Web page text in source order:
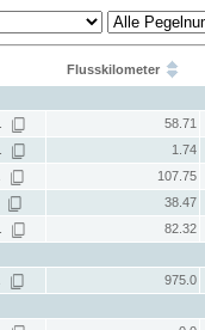
Flusskilometer
58.71
1.74
107.75
38.47
82.32
975.0